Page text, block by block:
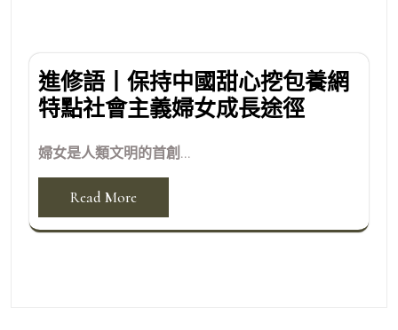
進修語丨保持中國甜心挖包養網
特點社會主義婦女成長途徑
婦女是人類文明的首創...
Read More